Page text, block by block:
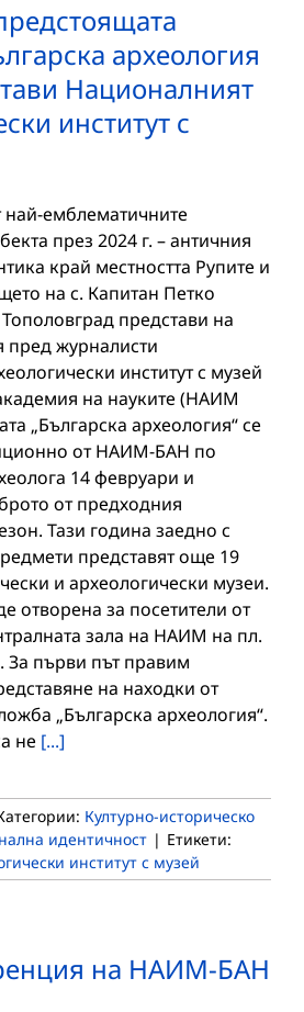
археология
Националният
институт с
най-емблематичните
през 2024 г. – античния
край местността Рупите и
на с. Капитан Петко
представи на
журналисти
институт с музей
на науките (НАИМ
„Българска археология“ се
от НАИМ-БАН по
14 февруари и
от предходния
Тази година заедно с
представят още 19
и археологически музеи.
отворена за посетители от
зала на НАИМ на пл.
За първи път правим
на находки от
„Българска археология“.
не [...]
Културно-историческо
идентичност | Етикети:
институт с музей
на НАИМ-БАН